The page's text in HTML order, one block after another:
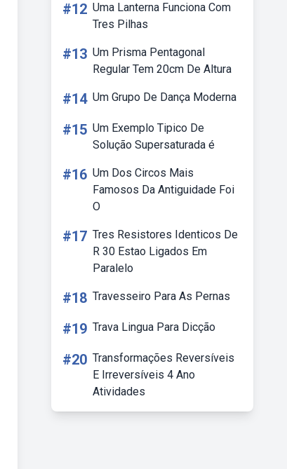
#12 Uma Lanterna Funciona Com
Tres Pilhas
#13 Um Prisma Pentagonal
Regular Tem 20cm De Altura
#14 Um Grupo De Dança Moderna
#15 Um Exemplo Tipico De
Solução Supersaturada é
#16 Um Dos Circos Mais
Famosos Da Antiguidade Foi
O
#17 Tres Resistores Identicos De
R 30 Estao Ligados Em
Paralelo
#18 Travesseiro Para As Pernas
#19 Trava Lingua Para Dicção
#20 Transformações Reversíveis
E Irreversíveis 4 Ano
Atividades